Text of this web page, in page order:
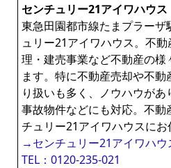
センチュリー21アイワハウス
東急田園都市線たまプラー
ュリー21アイワハウス。不
理・建売事業など不動産の
ます。特に不動産売却や不
り扱いも多く、ノウハウがあ
事故物件などにも対応。不
チュリー21アイワハウスにお
→センチュリー21アイワハウ
TEL：0120-235-021